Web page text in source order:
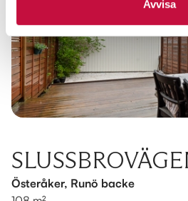
Avvisa
Österåker, Runö backe